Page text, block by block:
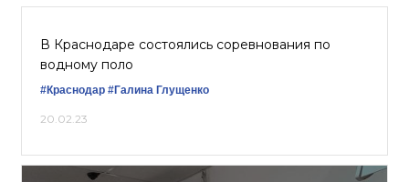
В Краснодаре состоялись соревнования по
водному поло
#Краснодар #Галина Глущенко
20.02.23